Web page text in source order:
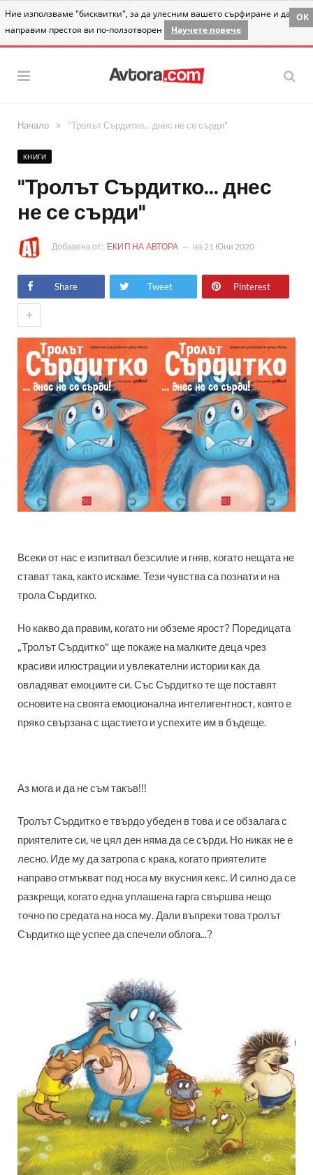
Ние използваме "бисквитки", за да улесним вашето сърфиране и да
направим престоя ви по-ползотворен
Научете повече
OK
Начало » "Тролът Сърдитко... днес не се сърди"
КНИГИ
"Тролът Сърдитко... днес
не се сърди"
Добавена от: ЕКИП НА АВТОРА на 21 Юни 2020
Share Tweet Pinterest
+
Всеки от нас е изпитвал безсилие и гняв, когато нещата не
стават така, както искаме. Тези чувства са познати и на
трола Сърдитко.
Но какво да правим, когато ни обземе ярост? Поредицата
„Тролът Сърдитко“ ще покаже на малките деца чрез
красиви илюстрации и увлекателни истории как да
овладяват емоциите си. Със Сърдитко те ще поставят
основите на своята емоционална интелигентност, която е
пряко свързана с щастието и успехите им в бъдеще.
Аз мога и да не съм такъв!!!
Тролът Сърдитко е твърдо убеден в това и се обзалага с
приятелите си, че цял ден няма да се сърди. Но никак не е
лесно. Иде му да затропа с крака, когато приятелите
направо отмъкват под носа му вкусния кекс. И силно да се
разкрещи, когато една уплашена гарга свършва нещо
точно по средата на носа му. Дали въпреки това тролът
Сърдитко ще успее да спечели облога...?